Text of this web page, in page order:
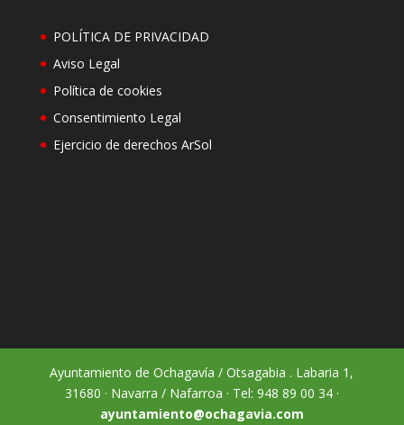
POLÍTICA DE PRIVACIDAD
Aviso Legal
Política de cookies
Consentimiento Legal
Ejercicio de derechos ArSol
Ayuntamiento de Ochagavía / Otsagabia . Labaria 1,
31680 · Navarra / Nafarroa · Tel: 948 89 00 34 ·
ayuntamiento@ochagavia.com